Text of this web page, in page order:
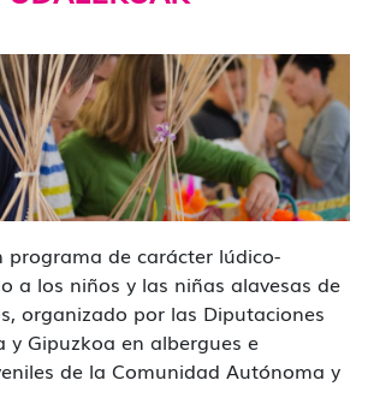
programa de carácter lúdico-
a los niños y las niñas alavesas de
organizado por las Diputaciones
y Gipuzkoa en albergues e
de la Comunidad Autónoma y